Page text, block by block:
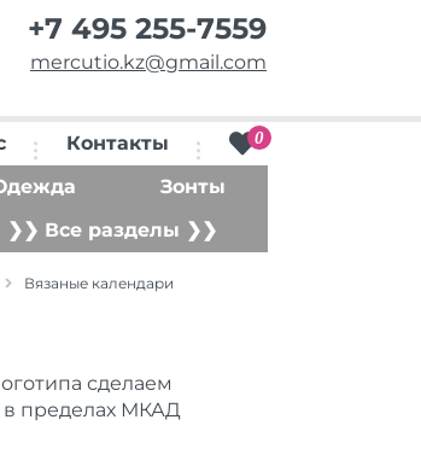
+7 495 255-7559
mercutio.kz@gmail.com
Контакты 0
Зонты
❯❯ Все разделы ❯❯
Вязаные календари
сделаем
в пределах МКАД